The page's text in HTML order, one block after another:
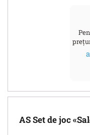
AS Set de joc